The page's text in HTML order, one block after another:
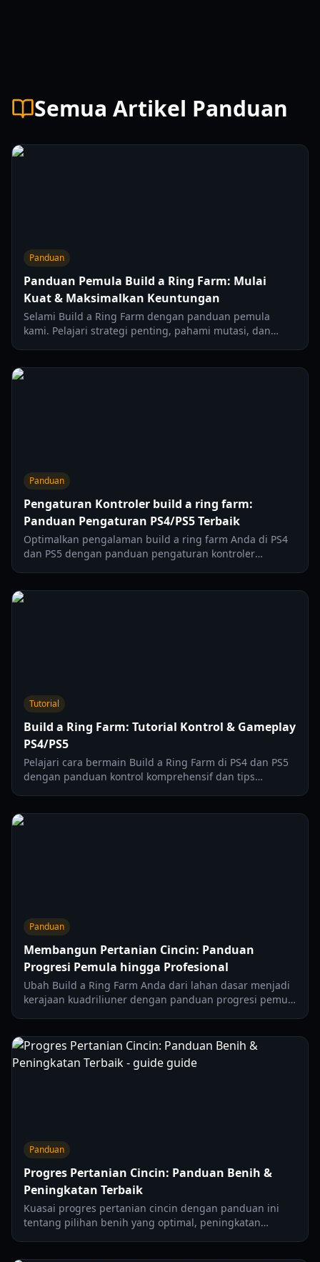
Semua Artikel Panduan
Panduan
Panduan Pemula Build a Ring Farm: Mulai
Kuat & Maksimalkan Keuntungan
Selami Build a Ring Farm dengan panduan pemula
kami. Pelajari strategi penting, pahami mutasi, dan
Panduan
Pengaturan Kontroler build a ring farm:
Panduan Pengaturan PS4/PS5 Terbaik
Optimalkan pengalaman build a ring farm Anda di PS4
dan PS5 dengan panduan pengaturan kontroler
Tutorial
Build a Ring Farm: Tutorial Kontrol & Gameplay
PS4/PS5
Pelajari cara bermain Build a Ring Farm di PS4 dan PS5
dengan panduan kontrol komprehensif dan tips
Panduan
Membangun Pertanian Cincin: Panduan
Progresi Pemula hingga Profesional
Ubah Build a Ring Farm Anda dari lahan dasar menjadi
kerajaan kuadriliuner dengan panduan progresi pemula
Panduan
Progres Pertanian Cincin: Panduan Benih &
Peningkatan Terbaik
Kuasai progres pertanian cincin dengan panduan ini
tentang pilihan benih yang optimal, peningkatan